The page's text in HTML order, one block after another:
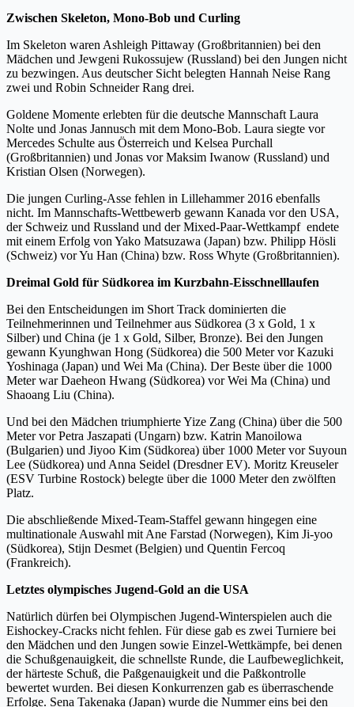
Zwischen Skeleton, Mono-Bob und Curling
Im Skeleton waren Ashleigh Pittaway (Großbritannien) bei den
Mädchen und Jewgeni Rukossujew (Russland) bei den Jungen nicht
zu bezwingen. Aus deutscher Sicht belegten Hannah Neise Rang
zwei und Robin Schneider Rang drei.
Goldene Momente erlebten für die deutsche Mannschaft Laura
Nolte und Jonas Jannusch mit dem Mono-Bob. Laura siegte vor
Mercedes Schulte aus Österreich und Kelsea Purchall
(Großbritannien) und Jonas vor Maksim Iwanow (Russland) und
Kristian Olsen (Norwegen).
Die jungen Curling-Asse fehlen in Lillehammer 2016 ebenfalls
nicht. Im Mannschafts-Wettbewerb gewann Kanada vor den USA,
der Schweiz und Russland und der Mixed-Paar-Wettkampf endete
mit einem Erfolg von Yako Matsuzawa (Japan) bzw. Philipp Hösli
(Schweiz) vor Yu Han (China) bzw. Ross Whyte (Großbritannien).
Dreimal Gold für Südkorea im Kurzbahn-Eisschnelllaufen
Bei den Entscheidungen im Short Track dominierten die
Teilnehmerinnen und Teilnehmer aus Südkorea (3 x Gold, 1 x
Silber) und China (je 1 x Gold, Silber, Bronze). Bei den Jungen
gewann Kyunghwan Hong (Südkorea) die 500 Meter vor Kazuki
Yoshinaga (Japan) und Wei Ma (China). Der Beste über die 1000
Meter war Daeheon Hwang (Südkorea) vor Wei Ma (China) und
Shaoang Liu (China).
Und bei den Mädchen triumphierte Yize Zang (China) über die 500
Meter vor Petra Jaszapati (Ungarn) bzw. Katrin Manoilowa
(Bulgarien) und Jiyoo Kim (Südkorea) über 1000 Meter vor Suyoun
Lee (Südkorea) und Anna Seidel (Dresdner EV). Moritz Kreuseler
(ESV Turbine Rostock) belegte über die 1000 Meter den zwölften
Platz.
Die abschließende Mixed-Team-Staffel gewann hingegen eine
multinationale Auswahl mit Ane Farstad (Norwegen), Kim Ji-yoo
(Südkorea), Stijn Desmet (Belgien) und Quentin Fercoq
(Frankreich).
Letztes olympisches Jugend-Gold an die USA
Natürlich dürfen bei Olympischen Jugend-Winterspielen auch die
Eishockey-Cracks nicht fehlen. Für diese gab es zwei Turniere bei
den Mädchen und den Jungen sowie Einzel-Wettkämpfe, bei denen
die Schußgenauigkeit, die schnellste Runde, die Laufbeweglichkeit,
der härteste Schuß, die Paßgenauigkeit und die Paßkontrolle
bewertet wurden. Bei diesen Konkurrenzen gab es überraschende
Erfolge. Sena Takenaka (Japan) wurde die Nummer eins bei den